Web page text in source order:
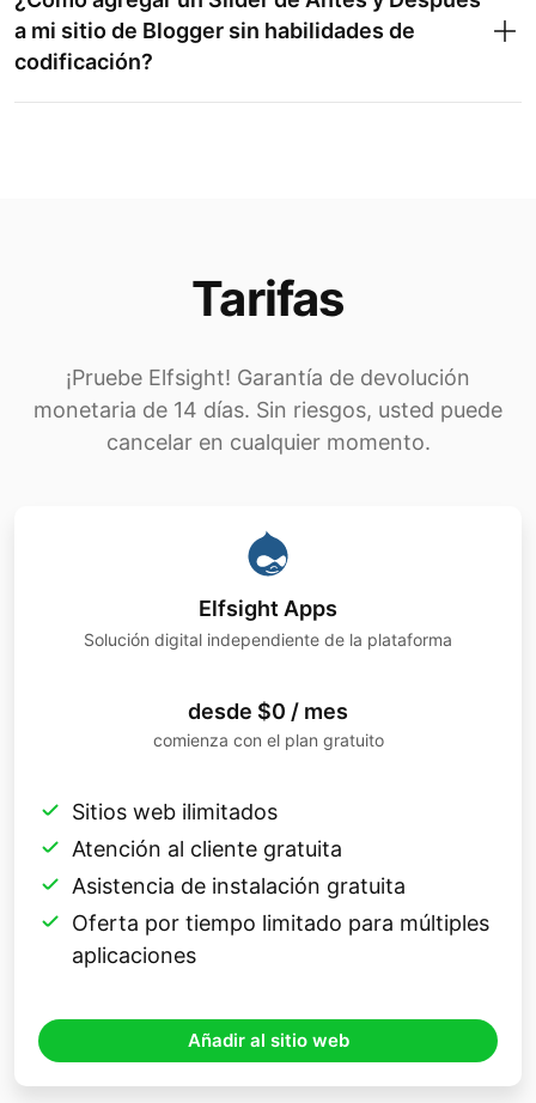
a mi sitio de Blogger sin habilidades de
codificación?
Tarifas
¡Pruebe Elfsight! Garantía de devolución
monetaria de 14 días. Sin riesgos, usted puede
cancelar en cualquier momento.
Elfsight Apps
Solución digital independiente de la plataforma
desde $0 / mes
comienza con el plan gratuito
Sitios web ilimitados
Atención al cliente gratuita
Asistencia de instalación gratuita
Oferta por tiempo limitado para múltiples
aplicaciones
Añadir al sitio web